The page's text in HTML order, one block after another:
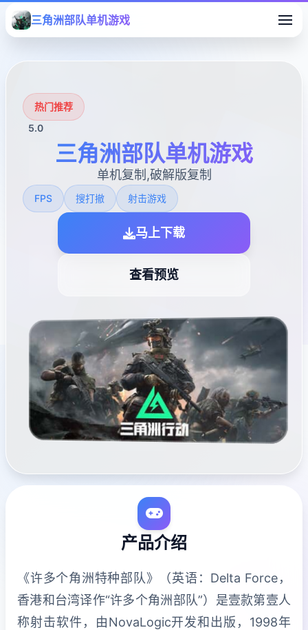
三角洲部队单机游戏
热门推荐
5.0
三角洲部队单机游戏
单机复制,破解版复制
FPS 搜打撤 射击游戏
马上下载
查看预览
产品介绍
《许多个角洲特种部队》（英语：Delta Force，
香港和台湾译作“许多个角洲部队”）是壹款第壹人
称射击软件，由NovaLogic开发和出版，1998年